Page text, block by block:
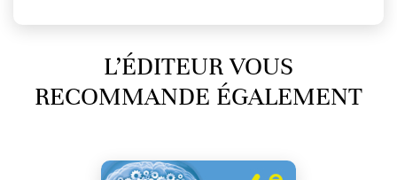
L’ÉDITEUR VOUS
RECOMMANDE ÉGALEMENT